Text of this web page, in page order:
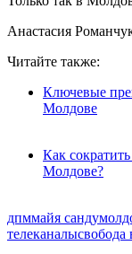
Анастасия
Читайте также:
Ключевые
Молдове
Как
Молдове?
дпммайя санду
телеканалысвобода